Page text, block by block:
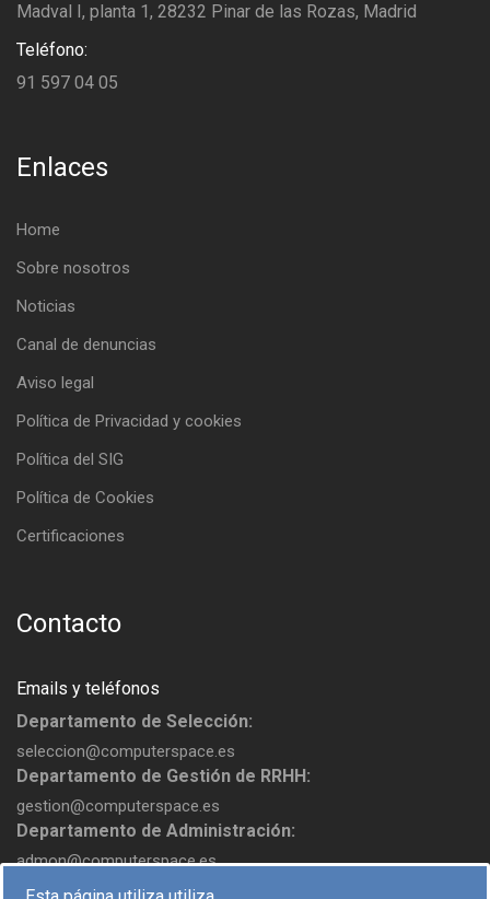
Madval I, planta 1, 28232 Pinar de las Rozas, Madrid
Teléfono:
91 597 04 05
Enlaces
Home
Sobre nosotros
Noticias
Canal de denuncias
Aviso legal
Política de Privacidad y cookies
Política del SIG
Política de Cookies
Certificaciones
Contacto
Emails y teléfonos
Departamento de Selección:
seleccion@computerspace.es
Departamento de Gestión de RRHH:
gestion@computerspace.es
Departamento de Administración:
admon@computerspace.es